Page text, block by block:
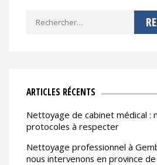
Rechercher :
ARTICLES RÉCENTS
Nettoyage de cabinet médical :
protocoles à respecter
Nettoyage professionnel à
nous intervenons en province